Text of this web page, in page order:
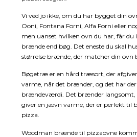
Vi ved jo ikke, om du har bygget din
Ooni, Fontana Forni, Alfa Forni eller
men uanset hvilken ovn du har, får du
brænde end bøg. Det eneste du skal
størrelse brænde, der matcher din ovn
Bøgetræ er en hård træsort, der
varme, når det brænder, og det har
brændeværdi. Det brænder langsomt,
giver en jævn varme, der er perfekt til
pizza.
Woodman brænde til pizzaovne